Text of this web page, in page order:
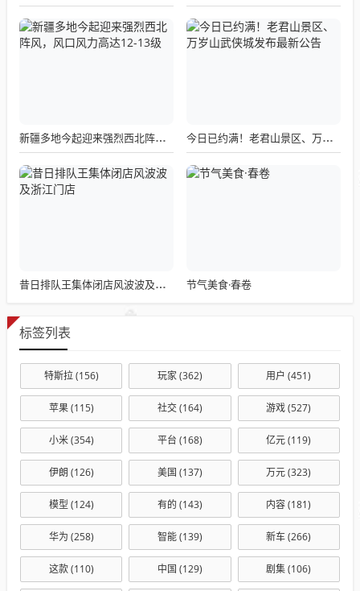
新疆多地今起迎来强烈西北阵风，风口风力高达12-13级 今日已约满！老君山景区、万岁山武侠城发布最新公告
昔日排队王集体闭店风波波及浙江门店 节气美食·春卷
标签列表
特斯拉(156) 玩家(362) 用户 (451)
苹果(115) 社交(164) 游戏(527)
小米(354) 平台 (168) 亿元(119)
伊朗 (126) 美国 (137) 万元(323)
模型 (124) 有的 (143) 内容(181)
华为 (258) 智能(139) 新车(266)
这款(110) 中国 (129) 剧集(106)